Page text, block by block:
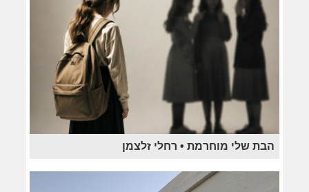
הבת שלי מוחרמת • רחלי זלצמן